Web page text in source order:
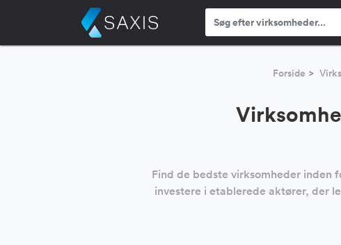
Forside
Find de bedste virksomheder inden
investere i etablerede aktører, der